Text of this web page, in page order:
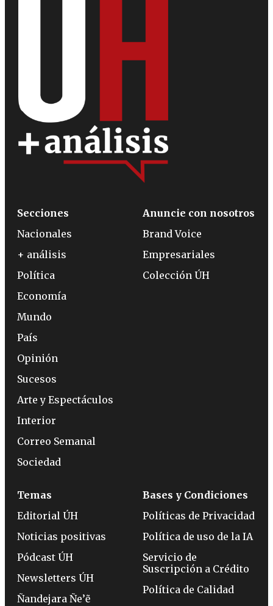
Secciones
Nacionales
+ análisis
Política
Economía
Mundo
País
Opinión
Sucesos
Arte y Espectáculos
Interior
Correo Semanal
Sociedad
Anuncie con nosotros
Brand Voice
Empresariales
Colección ÚH
Temas
Editorial ÚH
Noticias positivas
Pódcast ÚH
Newsletters ÚH
Ñandejara Ñe’ẽ
Bases y Condiciones
Políticas de Privacidad
Política de uso de la IA
Servicio de
Suscripción a Crédito
Política de Calidad